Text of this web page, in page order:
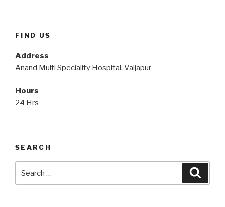
FIND US
Address
Anand Multi Speciality Hospital, Vaijapur
Hours
24 Hrs
SEARCH
for: